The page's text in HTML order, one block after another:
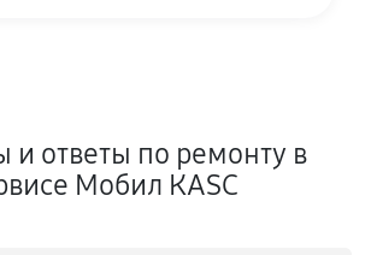
и ответы по ремонту в
Мобил КASC